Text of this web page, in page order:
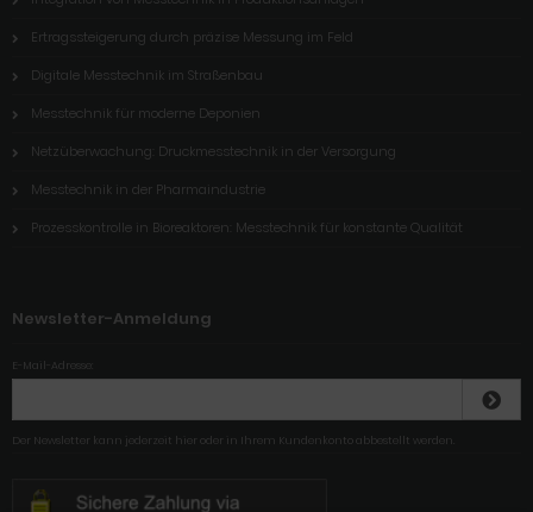
Ertragssteigerung durch präzise Messung im Feld
Digitale Messtechnik im Straßenbau
Messtechnik für moderne Deponien
Netzüberwachung: Druckmesstechnik in der Versorgung
Messtechnik in der Pharmaindustrie
Prozesskontrolle in Bioreaktoren: Messtechnik für konstante Qualität
Newsletter-Anmeldung
E-Mail-Adresse:
Der Newsletter kann jederzeit hier oder in Ihrem Kundenkonto abbestellt werden.